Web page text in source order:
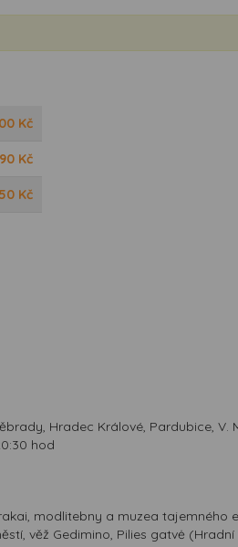
Kč
Kč
Kč
Hradec Králové, Pardubice, V.
hod
modlitebny a muzea tajemného
věž Gedimino, Pilies gatvė